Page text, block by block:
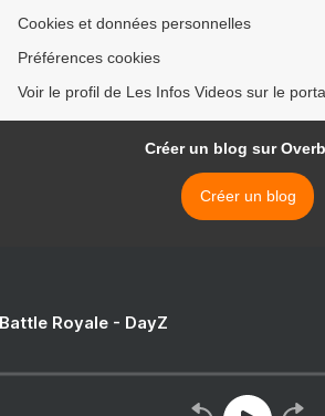
Cookies et données personnelles
Préférences cookies
Voir le profil de Les Infos Videos sur le
Créer un blog sur
Créer un blog
Royale - DayZ